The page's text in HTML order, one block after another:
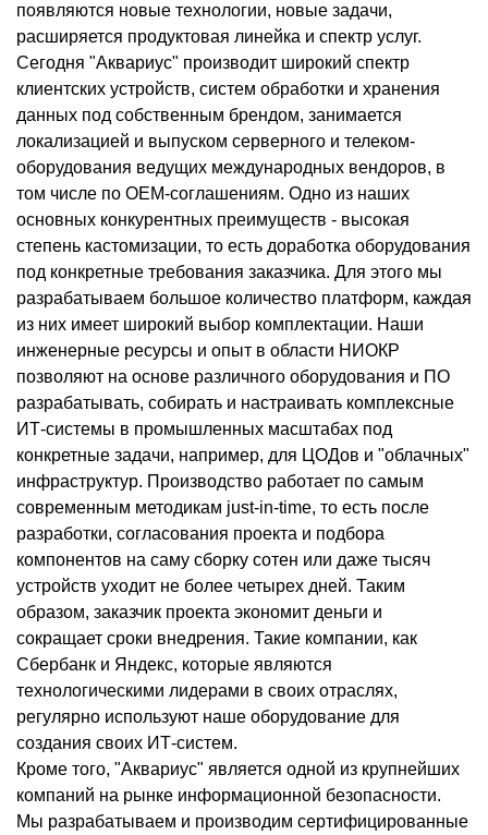
появляются новые технологии, новые задачи,
расширяется продуктовая линейка и спектр услуг.
Сегодня "Аквариус" производит широкий спектр
клиентских устройств, систем обработки и хранения
данных под собственным брендом, занимается
локализацией и выпуском серверного и телеком-
оборудования ведущих международных вендоров, в
том числе по ОЕМ-соглашениям. Одно из наших
основных конкурентных преимуществ - высокая
степень кастомизации, то есть доработка оборудования
под конкретные требования заказчика. Для этого мы
разрабатываем большое количество платформ, каждая
из них имеет широкий выбор комплектации. Наши
инженерные ресурсы и опыт в области НИОКР
позволяют на основе различного оборудования и ПО
разрабатывать, собирать и настраивать комплексные
ИТ-системы в промышленных масштабах под
конкретные задачи, например, для ЦОДов и "облачных"
инфраструктур. Производство работает по самым
современным методикам just-in-time, то есть после
разработки, согласования проекта и подбора
компонентов на саму сборку сотен или даже тысяч
устройств уходит не более четырех дней. Таким
образом, заказчик проекта экономит деньги и
сокращает сроки внедрения. Такие компании, как
Сбербанк и Яндекс, которые являются
технологическими лидерами в своих отраслях,
регулярно используют наше оборудование для
создания своих ИТ-систем.
Кроме того, "Аквариус" является одной из крупнейших
компаний на рынке информационной безопасности.
Мы разрабатываем и производим сертифицированные